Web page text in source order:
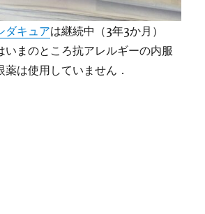
ダキュアは継続中（3年3か月）
いまのところ抗アレルギーの内服
は使用していません．